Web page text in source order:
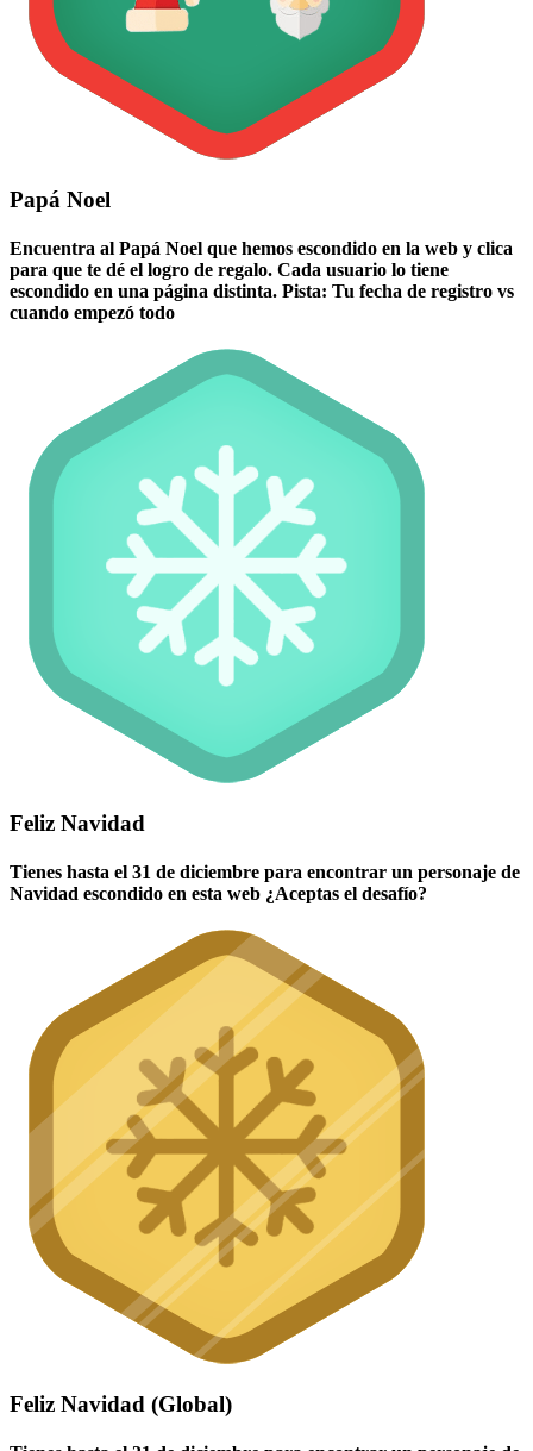
Papá Noel
Encuentra al Papá Noel que hemos escondido en la web y clica
para que te dé el logro de regalo. Cada usuario lo tiene
escondido en una página distinta. Pista: Tu fecha de registro vs
cuando empezó todo
Feliz Navidad
Tienes hasta el 31 de diciembre para encontrar un personaje de
Navidad escondido en esta web ¿Aceptas el desafío?
Feliz Navidad (Global)